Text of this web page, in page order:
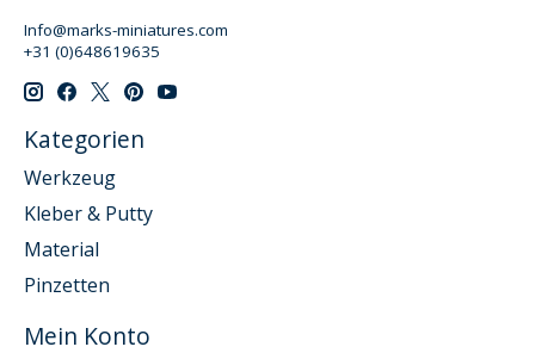
Info@marks-miniatures.com
+31 (0)648619635
Kategorien
Werkzeug
Kleber & Putty
Material
Pinzetten
Mein Konto